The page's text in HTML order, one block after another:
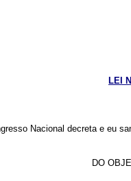
LEI
Nacional decreta e eu
DO